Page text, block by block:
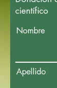
científico
Nombre
Apellido